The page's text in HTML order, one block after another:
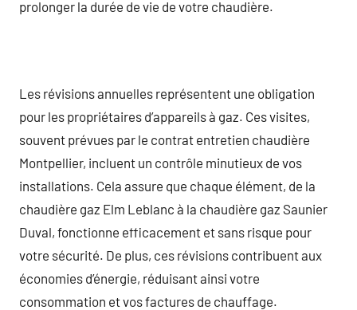
prolonger la durée de vie de votre chaudière.
Les révisions annuelles représentent une obligation
pour les propriétaires d’appareils à gaz. Ces visites,
souvent prévues par le contrat entretien chaudière
Montpellier, incluent un contrôle minutieux de vos
installations. Cela assure que chaque élément, de la
chaudière gaz Elm Leblanc à la chaudière gaz Saunier
Duval, fonctionne efficacement et sans risque pour
votre sécurité. De plus, ces révisions contribuent aux
économies d’énergie, réduisant ainsi votre
consommation et vos factures de chauffage.